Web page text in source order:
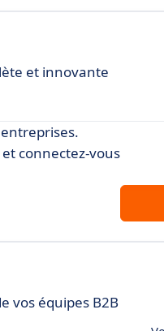
et innovante
connectez-vous
vos équipes B2B